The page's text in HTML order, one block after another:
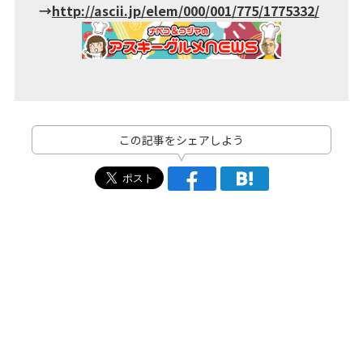
→http://ascii.jp/elem/000/001/775/1775332/
この記事をシェアしよう